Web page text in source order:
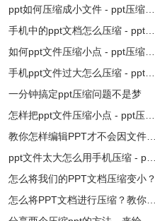
ppt如何压缩成小文件 - ppt压缩教
程
手机中的ppt文档怎么压缩 - ppt压
缩教程
如何ppt文件压缩小点 - ppt压缩教
程
手机ppt文件过大怎么压缩 - ppt压
缩教程
一分钟搞定ppt压缩问题不是梦
怎样把ppt文件压缩小点 - ppt压缩
教程
教你怎样编辑PPT才不会因文件过
大上传失败
ppt文件太大怎么用手机压缩 - ppt
压缩教程
怎么将我们的PPT文档压缩变小？
怎么将PPT文档进行压缩？教你一